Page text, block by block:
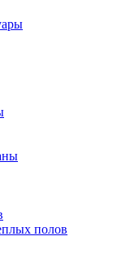
полов